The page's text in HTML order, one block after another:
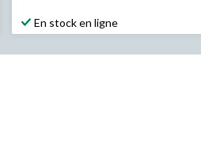
En stock en ligne